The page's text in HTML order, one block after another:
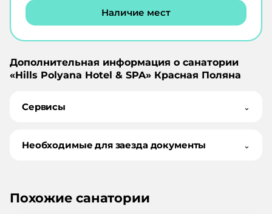
Наличие мест
Дополнительная информация о санатории
«Hills Polyana Hotel & SPA» Красная Поляна
Сервисы ⌄
Необходимые для заезда документы ⌄
Похожие санатории